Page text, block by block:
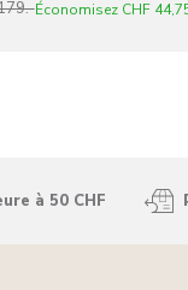
Économisez CHF
à 50 CHF